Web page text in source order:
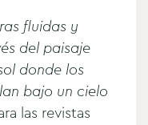
fluidas y
del paisaje
donde los
bajo un cielo
las revistas